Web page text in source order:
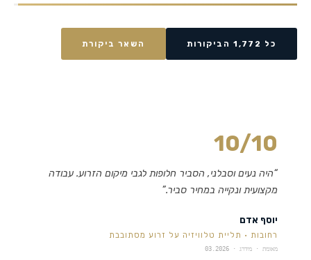
כל 1,772 הביקורות השאר ביקורת
10/10
“היה נעים וסבלני, הסביר חלופות לגבי מיקום הזרוע. עבודה
מקצועית ונקייה במחיר סביר.”
יוסף אדם
רחובות · תליית טלוויזיה על זרוע מסתובבת
מאומת · מידרג · 03.2026